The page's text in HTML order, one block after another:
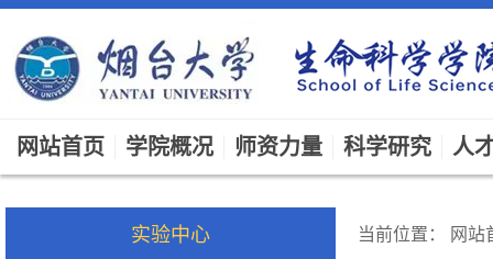
网站首页 学院概况 师资力量 科学研究 人
实验中心 当前位置： 网站